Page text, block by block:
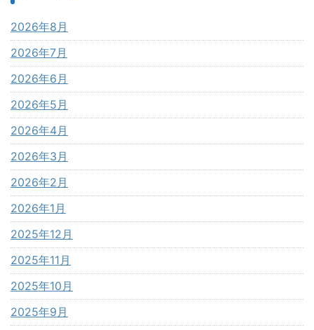
2026年8月
2026年7月
2026年6月
2026年5月
2026年4月
2026年3月
2026年2月
2026年1月
2025年12月
2025年11月
2025年10月
2025年9月